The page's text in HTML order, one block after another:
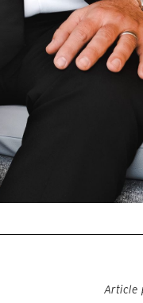
Article